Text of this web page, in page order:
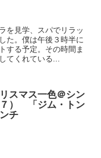
を見学、スパでリラッ
た。僕は午後３時半に
する予定。その時間ま
てくれている...
スマス一色＠シン
） 「ジム・トン
チ